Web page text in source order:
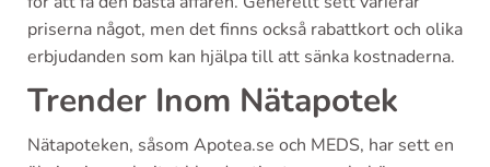
priserna något, men det finns också rabattkort och olika
erbjudanden som kan hjälpa till att sänka kostnaderna.
Trender Inom Nätapotek
Nätapoteken, såsom Apotea.se och MEDS, har sett en